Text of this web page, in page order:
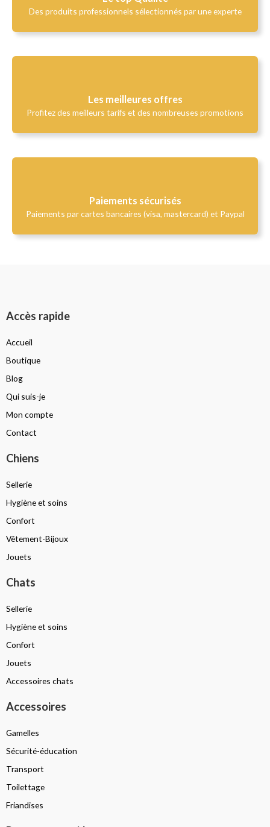
Des produits professionnels sélectionnés par une experte
Les meilleures offres
Profitez des meilleurs tarifs et des nombreuses promotions
Paiements sécurisés
Paiements par cartes bancaires (visa, mastercard) et Paypal
Accès rapide
Accueil
Boutique
Blog
Qui suis-je
Mon compte
Contact
Chiens
Sellerie
Hygiène et soins
Confort
Vêtement-Bijoux
Jouets
Chats
Sellerie
Hygiène et soins
Confort
Jouets
Accessoires chats
Accessoires
Gamelles
Sécurité-éducation
Transport
Toilettage
Friandises